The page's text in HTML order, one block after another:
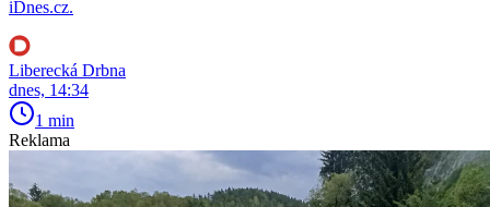
iDnes.cz.
Liberecká Drbna
dnes, 14:34
1 min
Reklama